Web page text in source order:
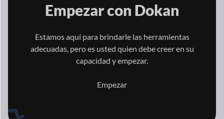
Empezar con Dokan
Estamos aquí para brindarle las herramientas
adecuadas, pero es usted quien debe creer en su
capacidad y empezar.
Empezar